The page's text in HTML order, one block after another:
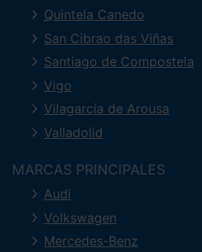
Quintela Canedo
San Cibrao das Viñas
Santiago de Compostela
Vigo
Vilagarcía de Arousa
Valladolid
MARCAS PRINCIPALES
Audi
Volkswagen
Mercedes-Benz